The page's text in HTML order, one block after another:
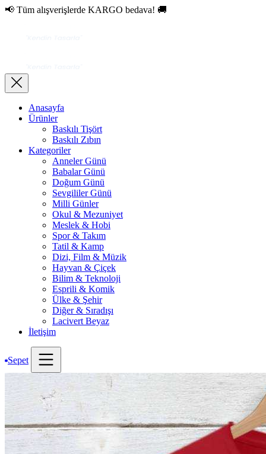
📢 Tüm alışverişlerde KARGO bedava! 🚚
Anasayfa
Ürünler
Baskılı Tişört
Baskılı Zıbın
Kategoriler
Anneler Günü
Babalar Günü
Doğum Günü
Sevgililer Günü
Milli Günler
Okul & Mezuniyet
Meslek & Hobi
Spor & Takım
Tatil & Kamp
Dizi, Film & Müzik
Hayvan & Çiçek
Bilim & Teknoloji
Esprili & Komik
Ülke & Şehir
Diğer & Sıradışı
Lacivert Beyaz
İletişim
Sepet